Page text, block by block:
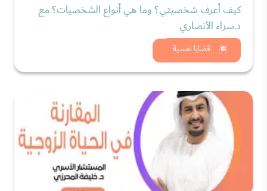
قضايا نفسية
كيف أعرف شخصيتي؟ وما هي أنواع الشخصيات؟ مع
د.سراء الأنصاري
شاهد الان